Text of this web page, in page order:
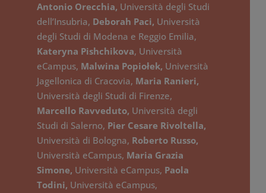
La rivista ha cadenza semestrale e accetta
contributi in inglese e in italiano, che
devono essere originali e inediti.
Antonio Orecchia, Università degli Studi
dell’Insubria, Deborah Paci, Università
degli Studi di Modena e Reggio Emilia,
Kateryna Pishchikova, Università
eCampus, Malwina Popiołek, Università
Jagellonica di Cracovia, Maria Ranieri,
Università degli Studi di Firenze,
Marcello Ravveduto, Università degli
Studi di Salerno, Pier Cesare Rivoltella,
Università di Bologna, Roberto Russo,
Università eCampus, Maria Grazia
Simone, Università eCampus, Paola
Todini, Università eCampus,